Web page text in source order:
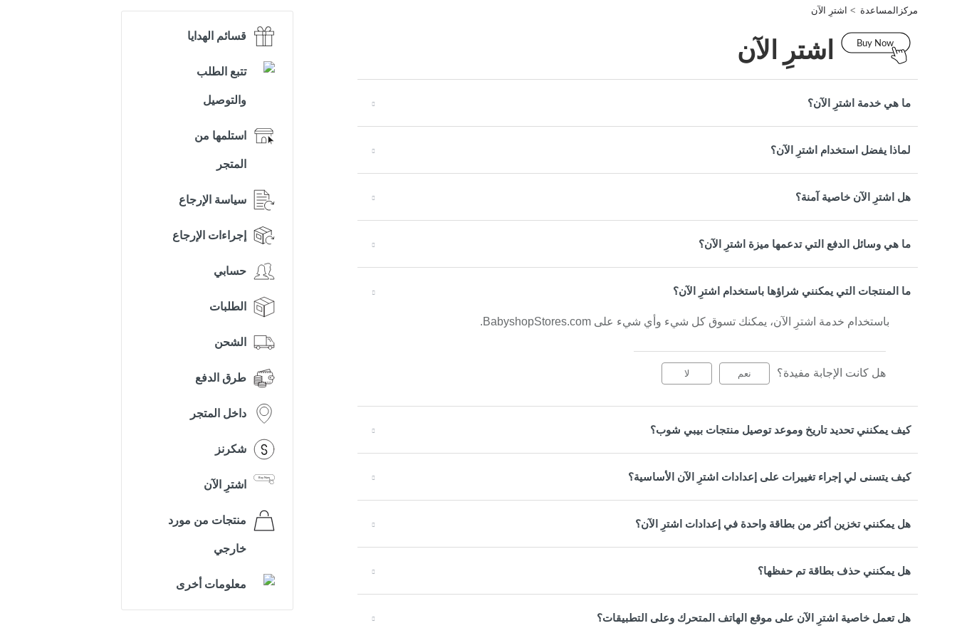
مركزالمساعدة اشترِ الآن
اشترِ الآن
ما هي خدمة اشترِ الآن؟
لماذا يفضل استخدام اشترِ الآن؟
هل اشترِ الآن خاصية آمنة؟
ما هي وسائل الدفع التي تدعمها ميزة اشترِ الآن؟
ما المنتجات التي يمكنني شراؤها باستخدام اشترِ الآن؟
باستخدام خدمة اشترِ الآن، يمكنك تسوق كل شيء وأي شيء على BabyshopStores.com.
هل كانت الإجابة مفيدة؟ نعم لا
كيف يمكنني تحديد تاريخ وموعد توصيل منتجات بيبي شوب؟
كيف يتسنى لي إجراء تغييرات على إعدادات اشترِ الآن الأساسية؟
هل يمكنني تخزين أكثر من بطاقة واحدة في إعدادات اشترِ الآن؟
هل يمكنني حذف بطاقة تم حفظها؟
هل تعمل خاصية اشترِ الآن على موقع الهاتف المتحرك وعلى التطبيقات؟
قسائم الهدايا
تتبع الطلب
والتوصيل
استلمها من
المتجر
سياسة الإرجاع
إجراءات الإرجاع
حسابي
الطلبات
الشحن
طرق الدفع
داخل المتجر
شكرنز
اشترِ الآن
منتجات من مورد
خارجي
معلومات أخرى